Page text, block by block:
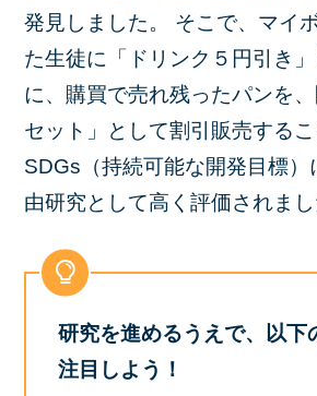
発見しました。 そこで、マイ
た生徒に「ドリンク５円引き
に、購買で売れ残ったパンを
セット」として割引販売するこ
SDGs（持続可能な開発目標）
由研究として高く評価されまし
研究を進めるうえで、以下
注目しよう！